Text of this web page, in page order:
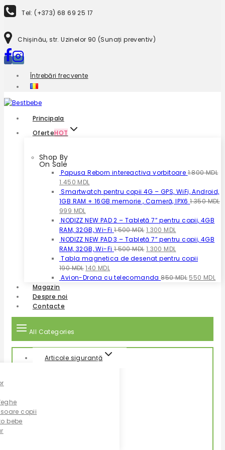
to
content
Tel: (+373) 68 69 25 17
Chișinău, str. Uzinelor 90 (Sunați preventiv)
Întrebări frecvente
Principala
OferteHOT
Shop By
On Sale
Papusa Reborn intereactiva vorbitoare 1.800MDL
Prețul
inițial
a
fost:
1.800 MDL.
1.450 MDL
curent
este:
Smartwatch pentru copii 4G – GPS, WiFi, Android,
1GB RAM + 16GB memorie , Cameră, IPX6 1.350MDL
Prețul
inițial
a
fost:
1.350 MDL.
999 MDL
curent
este:
999 MDL.
NODIZZ NEW PAD 2 – Tabletă 7” pentru copii, 4GB
RAM, 32GB, Wi-Fi 1.500MDL Prețul
inițial
a
fost:
1.300 MDL
curent
1.300 MDL.
NODIZZ NEW PAD 3 – Tabletă 7” pentru copii, 4GB
RAM, 32GB, Wi-Fi 1.500MDL Prețul
inițial
fost:
1.300 MDL
curent
1.300 MDL.
Tabla magnetica de desenat pentru copii
190MDLPrețul
inițial
140 MDL
curent
Avion-Drona cu telecomanda 850MDL Prețul
850 MDL.
550 MDL
Magazin
Despre noi
Contacte
All Categories
Articole siguranță
copii
bebe